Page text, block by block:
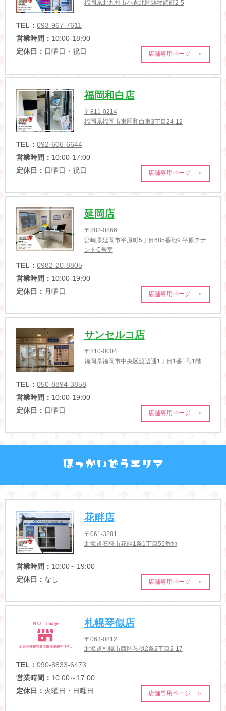
福岡県北九州市小倉北区鋳物師町2-5
TEL： 093-967-7611
営業時間： 10:00-18:00
定休日： 日曜日・祝日 店舗専用ページ ＞
福岡和白店
〒811-0214
福岡県福岡市東区和白東3丁目24-12
TEL： 092-606-6644
営業時間： 10:00-17:00
定休日： 日曜日・祝日 店舗専用ページ ＞
延岡店
〒882-0866
宮崎県延岡市平原町5丁目685番地9 平原テナ
ントC号室
TEL： 0982-20-8805
営業時間： 10:00-19:00
定休日： 月曜日 店舗専用ページ ＞
サンセルコ店
〒810-0004
福岡県福岡市中央区渡辺通1丁目1番1号1階
TEL： 050-8894-3858
営業時間： 10:00-19:00
定休日： 日曜日 店舗専用ページ ＞
花畔店
〒061-3281
北海道石狩市花畔1条1丁目55番地
営業時間： 10:00～19:00
定休日： なし 店舗専用ページ ＞
札幌琴似店
〒063-0812
北海道札幌市西区琴似2条2丁目2-17
TEL： 090-8833-6473
営業時間： 10:00～17:00
定休日： 火曜日・日曜日 店舗専用ページ ＞